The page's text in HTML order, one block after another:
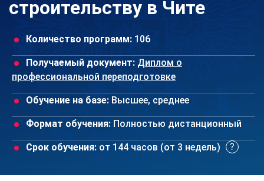
строительству в Чите
Количество программ: 106
Получаемый документ: Диплом о
профессиональной переподготовке
Обучение на базе: Высшее, среднее
Формат обучения: Полностью дистанционный
Срок обучения: от 144 часов (от 3 недель)